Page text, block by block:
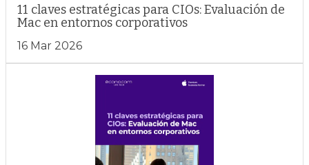
11 claves estratégicas para CIOs: Evaluación de
Mac en entornos corporativos
16 Mar 2026